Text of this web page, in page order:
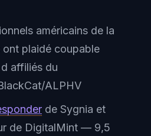
américains de la
plaidé coupable
affiliés du
ALPHV
de Sygnia et
de DigitalMint — 9,5